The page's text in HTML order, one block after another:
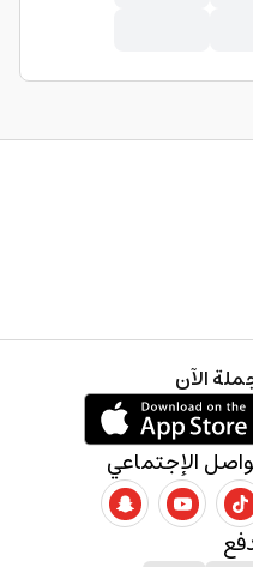
الإجتماعي
الآن